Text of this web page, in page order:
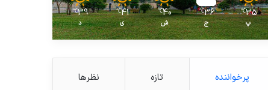
35
℃
پ
36
℃
ج
40
℃
ش
41
℃
ی
39
℃
د
پرخواننده تازه نظرها